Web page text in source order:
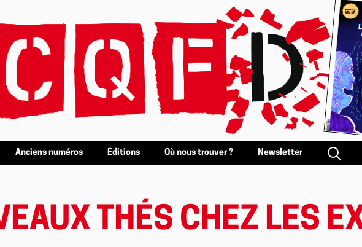
Anciens numéros Éditions Où nous trouver ? Newsletter
THÉS CHEZ LES